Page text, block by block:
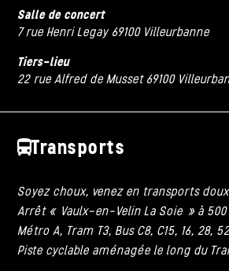
Salle de concert
7 rue Henri Legay 69100 Villeurbanne
Tiers-lieu
22 rue Alfred de Musset 69100
Transports
Soyez choux, venez en transports
Arrêt « Vaulx-en-Velin La Soie » à
Métro A, Tram T3, Bus C8, C15, 16, 28,
Piste cyclable aménagée le long du